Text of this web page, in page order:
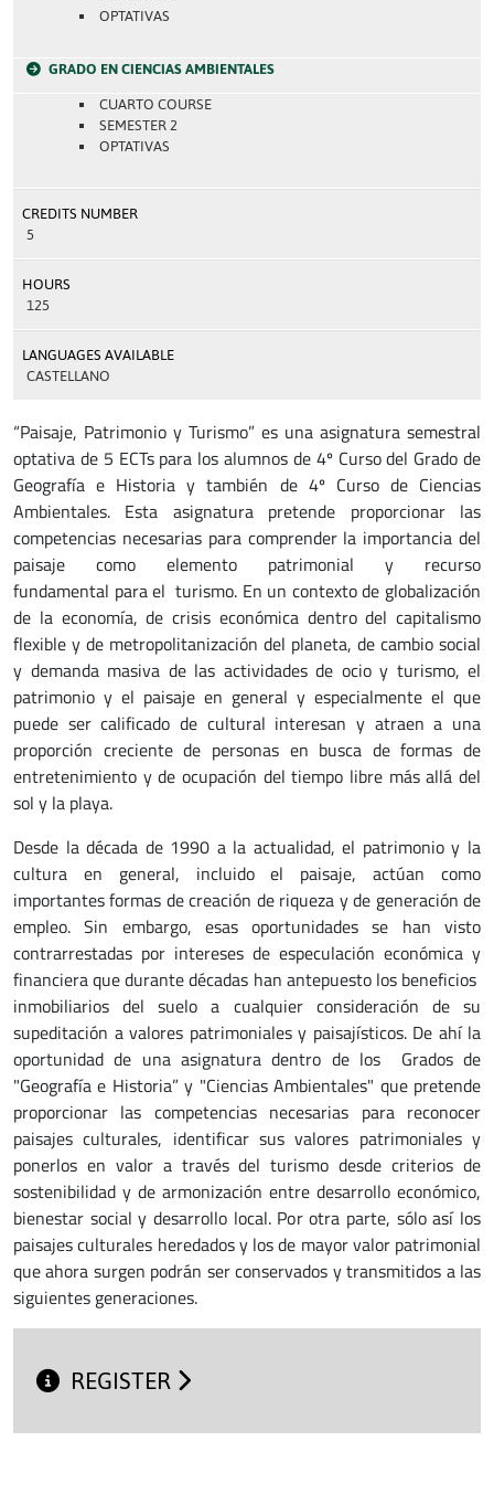
OPTATIVAS
GRADO EN CIENCIAS AMBIENTALES
CUARTO COURSE
SEMESTER 2
OPTATIVAS
CREDITS NUMBER
5
HOURS
125
LANGUAGES AVAILABLE
CASTELLANO
“Paisaje, Patrimonio y Turismo” es una asignatura semestral
optativa de 5 ECTs para los alumnos de 4º Curso del Grado de
Geografía e Historia y también de 4º Curso de Ciencias
Ambientales. Esta asignatura pretende proporcionar las
competencias necesarias para comprender la importancia del
paisaje como elemento patrimonial y recurso
fundamental para el turismo. En un contexto de globalización
de la economía, de crisis económica dentro del capitalismo
flexible y de metropolitanización del planeta, de cambio social
y demanda masiva de las actividades de ocio y turismo, el
patrimonio y el paisaje en general y especialmente el que
puede ser calificado de cultural interesan y atraen a una
proporción creciente de personas en busca de formas de
entretenimiento y de ocupación del tiempo libre más allá del
sol y la playa.
Desde la década de 1990 a la actualidad, el patrimonio y la
cultura en general, incluido el paisaje, actúan como
importantes formas de creación de riqueza y de generación de
empleo. Sin embargo, esas oportunidades se han visto
contrarrestadas por intereses de especulación económica y
financiera que durante décadas han antepuesto los beneficios
inmobiliarios del suelo a cualquier consideración de su
supeditación a valores patrimoniales y paisajísticos. De ahí la
oportunidad de una asignatura dentro de los Grados de
"Geografía e Historia” y "Ciencias Ambientales" que pretende
proporcionar las competencias necesarias para reconocer
paisajes culturales, identificar sus valores patrimoniales y
ponerlos en valor a través del turismo desde criterios de
sostenibilidad y de armonización entre desarrollo económico,
bienestar social y desarrollo local. Por otra parte, sólo así los
paisajes culturales heredados y los de mayor valor patrimonial
que ahora surgen podrán ser conservados y transmitidos a las
siguientes generaciones.
REGISTER